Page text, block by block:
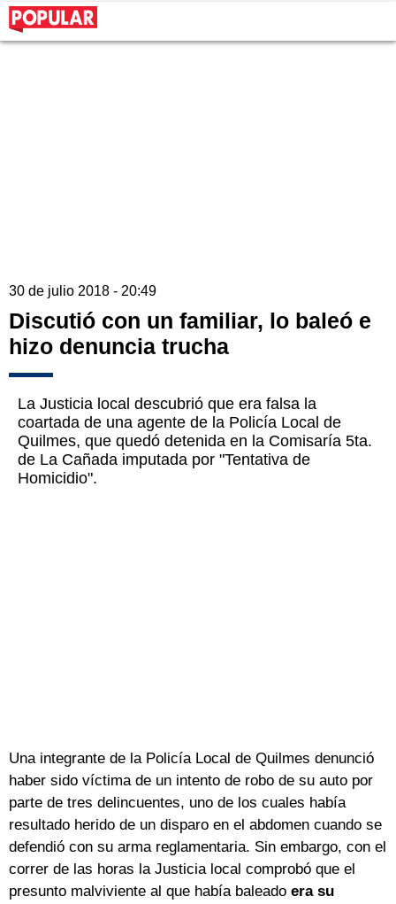
30 de julio 2018 - 20:49
Discutió con un familiar, lo baleó e
hizo denuncia trucha
La Justicia local descubrió que era falsa la
coartada de una agente de la Policía Local de
Quilmes, que quedó detenida en la Comisaría 5ta.
de La Cañada imputada por "Tentativa de
Homicidio".
Una integrante de la Policía Local de Quilmes denunció
haber sido víctima de un intento de robo de su auto por
parte de tres delincuentes, uno de los cuales había
resultado herido de un disparo en el abdomen cuando se
defendió con su arma reglamentaria. Sin embargo, con el
correr de las horas la Justicia local comprobó que el
presunto malviviente al que había baleado era su